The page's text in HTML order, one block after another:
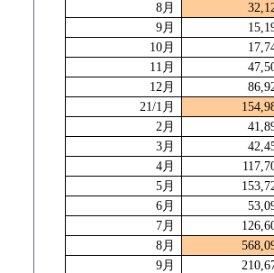
8月
9月
10月
11 月
12月
21/1 月
2月
3月
4月
5月
6月
7月
8月
9月